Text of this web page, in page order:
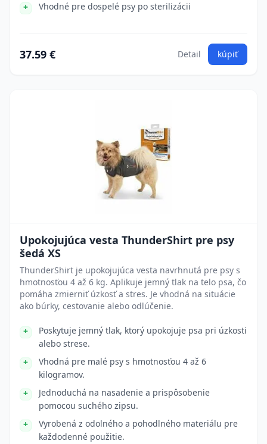
Vhodné pre dospelé psy po sterilizácii
37.59 € Detail kúpiť
Upokojujúca vesta ThunderShirt pre psy
šedá XS
ThunderShirt je upokojujúca vesta navrhnutá pre psy s
hmotnosťou 4 až 6 kg. Aplikuje jemný tlak na telo psa, čo
pomáha zmierniť úzkosť a stres. Je vhodná na situácie
ako búrky, cestovanie alebo odlúčenie.
Poskytuje jemný tlak, ktorý upokojuje psa pri úzkosti
alebo strese.
Vhodná pre malé psy s hmotnosťou 4 až 6
kilogramov.
Jednoduchá na nasadenie a prispôsobenie
pomocou suchého zipsu.
Vyrobená z odolného a pohodlného materiálu pre
každodenné použitie.